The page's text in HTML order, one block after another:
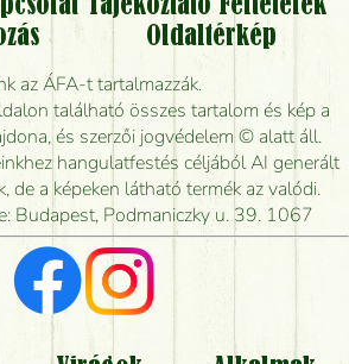
is lehet rendelni?
virágküldést úgy, hogy még ma
kiszállítsák?
tudják elkészíteni a csokrot, és
leghamarabb kiszállítani?
keresek, van önöknél?
kapok a virágküldésről?
kapom, ami a képen van?
Tájékoztató Feltételek
Oldaltérkép
az ÁFA-t tartalmazzák.
található összes tartalom és kép a
és szerzői jogvédelem © alatt áll.
hangulatfestés céljából AI generált
de a képeken látható termék az valódi.
Budapest, Podmaniczky u. 39. 1067